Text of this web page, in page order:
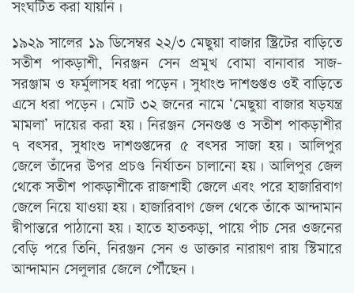
সংঘটিত করা যায়নি।
১৯২৯ সালের ১৯ ডিসেম্বর ২২/৩ মেছুয়া বাজার স্ট্রিটের বাড়িতে
সতীশ পাকড়াশী, নিরঞ্জন সেন প্রমুখ বোমা বানাবার সাজ-
সরঞ্জাম ও ফর্মুলাসহ ধরা পড়েন। সুধাংশু দাশগুপ্তও ওই বাড়িতে
এসে ধরা পড়েন। মোট ৩২ জনের নামে ‘মেছুয়া বাজার ষড়যন্ত্র
মামলা’ দায়ের করা হয়। নিরঞ্জন সেনগুপ্ত ও সতীশ পাকড়াশীর
৭ বৎসর, সুধাংশু দাশগুপ্তদের ৫ বৎসর সাজা হয়। আলিপুর
জেলে তাঁদের উপর প্রচণ্ড নির্যাতন চালানো হয়। আলিপুর জেল
থেকে সতীশ পাকড়াশীকে রাজশাহী জেলে এবং পরে হাজারিবাগ
জেলে নিয়ে যাওয়া হয়। হাজারিবাগ জেল থেকে তাঁকে আন্দামান
দ্বীপান্তরে পাঠানো হয়। হাতে হাতকড়া, পায়ে পাঁচ সের ওজনের
বেড়ি পরে তিনি, নিরঞ্জন সেন ও ডাক্তার নারায়ণ রায় স্টিমারে
আন্দামান সেলুলার জেলে পৌঁছেন।